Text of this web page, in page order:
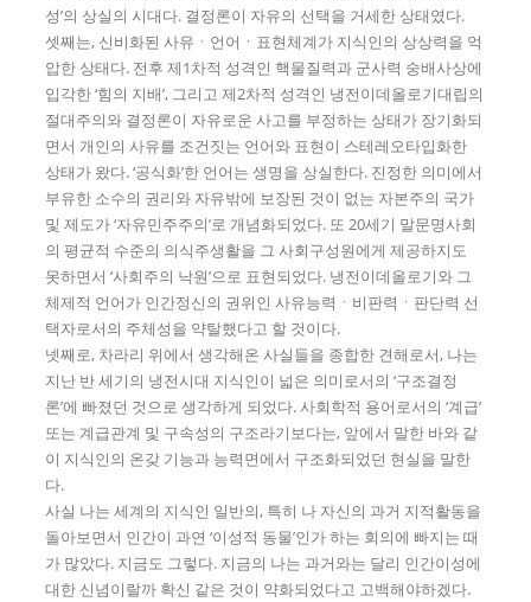
성’의 상실의 시대다. 결정론이 자유의 선택을 거세한 상태였다.
셋째는, 신비화된 사유ㆍ언어ㆍ표현체계가 지식인의 상상력을 억
압한 상태다. 전후 제1차적 성격인 핵물질력과 군사력 숭배사상에
입각한 ‘힘의 지배’, 그리고 제2차적 성격인 냉전이데올로기대립의
절대주의와 결정론이 자유로운 사고를 부정하는 상태가 장기화되
면서 개인의 사유를 조건짓는 언어와 표현이 스테레오타입화한
상태가 왔다. ‘공식화’한 언어는 생명을 상실한다. 진정한 의미에서
부유한 소수의 권리와 자유밖에 보장된 것이 없는 자본주의 국가
및 제도가 ‘자유민주주의’로 개념화되었다. 또 20세기 말문명사회
의 평균적 수준의 의식주생활을 그 사회구성원에게 제공하지도
못하면서 ‘사회주의 낙원’으로 표현되었다. 냉전이데올로기와 그
체제적 언어가 인간정신의 권위인 사유능력ㆍ비판력ㆍ판단력 선
택자로서의 주체성을 약탈했다고 할 것이다.
넷째로, 차라리 위에서 생각해온 사실들을 종합한 견해로서, 나는
지난 반 세기의 냉전시대 지식인이 넓은 의미로서의 ‘구조결정
론’에 빠졌던 것으로 생각하게 되었다. 사회학적 용어로서의 ‘계급’
또는 계급관계 및 구속성의 구조라기보다는, 앞에서 말한 바와 같
이 지식인의 온갖 기능과 능력면에서 구조화되었던 현실을 말한
다.
사실 나는 세계의 지식인 일반의, 특히 나 자신의 과거 지적활동을
돌아보면서 인간이 과연 ‘이성적 동물’인가 하는 회의에 빠지는 때
가 많았다. 지금도 그렇다. 지금의 나는 과거와는 달리 인간이성에
대한 신념이랄까 확신 같은 것이 약화되었다고 고백해야하겠다.